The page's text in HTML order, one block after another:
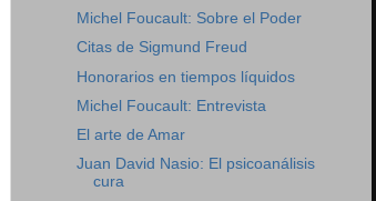
Michel Foucault: Sobre el Poder
Citas de Sigmund Freud
Honorarios en tiempos líquidos
Michel Foucault: Entrevista
El arte de Amar
Juan David Nasio: El psicoanálisis
cura